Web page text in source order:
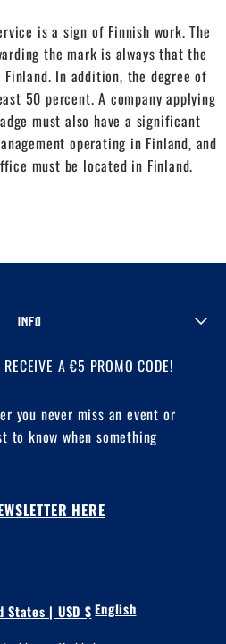
is a sign of Finnish work. The
the mark is always that the
In addition, the degree of
50 percent. A company applying
must also have a significant
operating in Finland, and
must be located in Finland.
INFO
A €5 PROMO CODE!
you never miss an event or
to know when something
HERE
States | USD $ English